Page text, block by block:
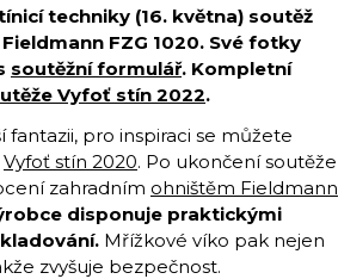
techniky (16. května) soutěž
Fieldmann FZG 1020. Své fotky
soutěžní formulář. Kompletní
Vyfoť stín 2022.
fantazii, pro inspiraci se můžete
Vyfoť stín 2020. Po ukončení soutěže
zahradním ohništěm Fieldmann
disponuje praktickými
Mřížkové víko pak nejen
zvyšuje bezpečnost.